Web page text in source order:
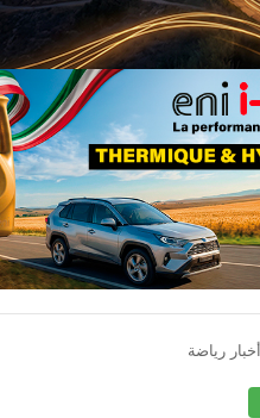
أخبار رياضة